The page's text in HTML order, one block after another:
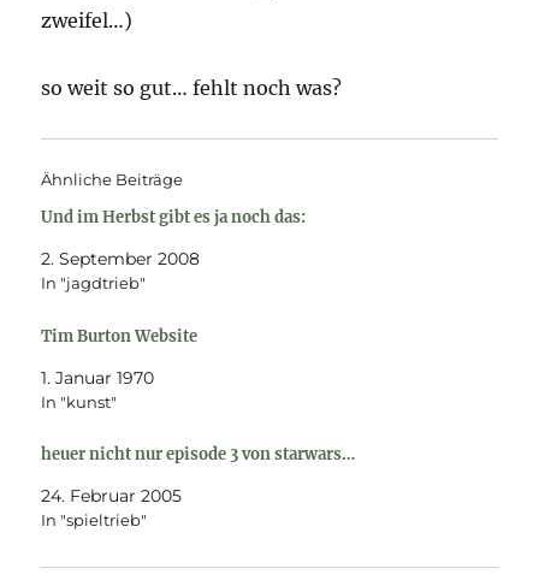
zweifel…)
so weit so gut… fehlt noch was?
Ähnliche Beiträge
Und im Herbst gibt es ja noch das:
2. September 2008
In "jagdtrieb"
Tim Burton Website
1. Januar 1970
In "kunst"
heuer nicht nur episode 3 von starwars…
24. Februar 2005
In "spieltrieb"